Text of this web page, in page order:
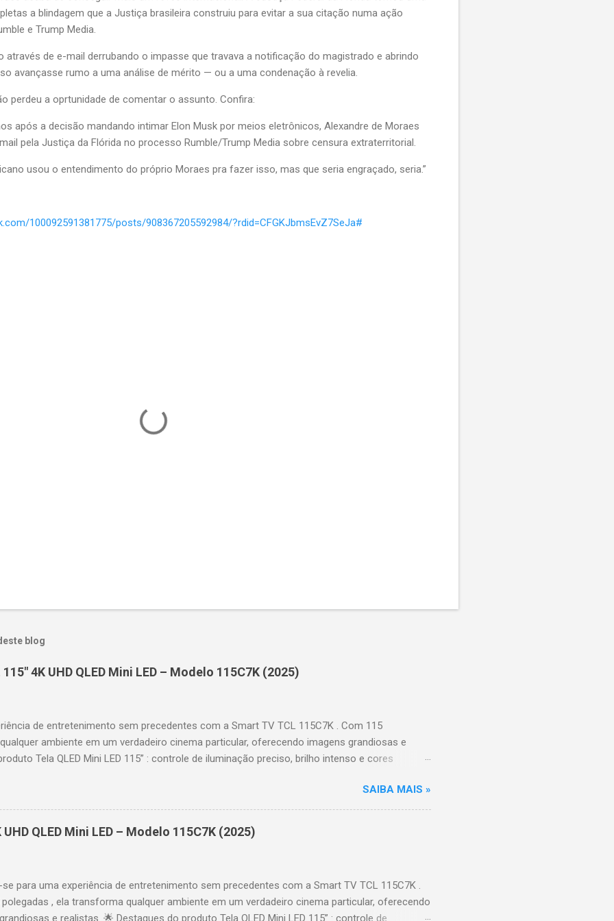
a blindagem que a Justiça brasileira construiu para evitar a sua citação numa ação
e Trump Media.
através de e-mail derrubando o impasse que travava a notificação do magistrado e abrindo
avançasse rumo a uma análise de mérito — ou a uma condenação à revelia.
perdeu a oprtunidade de comentar o assunto. Confira:
após a decisão mandando intimar Elon Musk por meios eletrônicos, Alexandre de Moraes
pela Justiça da Flórida no processo Rumble/Trump Media sobre censura extraterritorial.
usou o entendimento do próprio Moraes pra fazer isso, mas que seria engraçado, seria.”
100092591381775/posts/908367205592984/?rdid=CFGKJbmsEvZ7SeJa#
blog
4K UHD QLED Mini LED – Modelo 115C7K (2025)
de entretenimento sem precedentes com a Smart TV TCL 115C7K . Com 115
ambiente em um verdadeiro cinema particular, oferecendo imagens grandiosas e
Tela QLED Mini LED 115” : controle de iluminação preciso, brilho intenso e cores
imagens e movimentos fluidos. Taxa de atualização nativa de 144Hz (até 240Hz com DLG) :
garantindo fluidez e resposta imediata. Google TV integrado : interface intuitiva,
e acesso a aplicativos como YouTube, Netflix, Disney+, Prime Video, HBO Max e muito
de voz para facilitar sua navegação. 📐 Design e dimensões Largura: 256,6 cm |
44,5 cm Peso: 99,8 kg (229,3 kg com embalagem) Estrutura imponen...
SAIBA MAIS »
QLED Mini LED – Modelo 115C7K (2025)
se para uma experiência de entretenimento sem precedentes com a Smart TV TCL 115C7K .
, ela transforma qualquer ambiente em um verdadeiro cinema particular, oferecendo
e realistas. 🌟 Destaques do produto Tela QLED Mini LED 115” : controle de